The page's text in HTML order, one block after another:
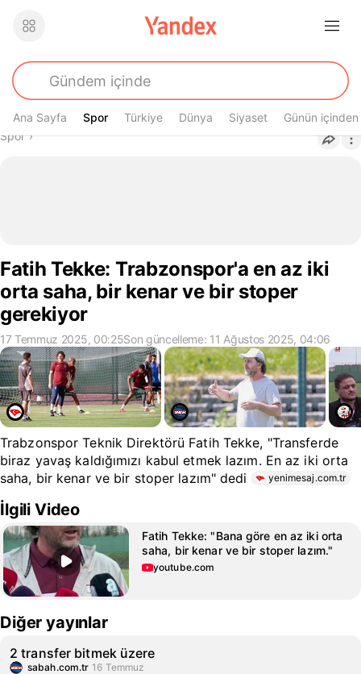
Ana Sayfa Spor
Spor Türkiye Dünya Siyaset Günün içinden
Buradasın
Spor›
Fatih Tekke: Trabzonspor'a en az iki
orta saha, bir kenar ve bir stoper
gerekiyor
17 Temmuz 2025, 00:25Son güncelleme: 11 Ağustos 2025, 04:06
Trabzonspor Teknik Direktörü Fatih Tekke, "Transferde
biraz yavaş kaldığımızı kabul etmek lazım. En az iki orta
saha, bir kenar ve bir stoper lazım" dedi
yenimesaj.com.tr
İlgili Video
Fatih Tekke: "Bana göre en az iki orta
saha, bir kenar ve bir stoper lazım."
youtube.com
Diğer yayınlar
2 transfer bitmek üzere
sabah.com.tr 16 Temmuz